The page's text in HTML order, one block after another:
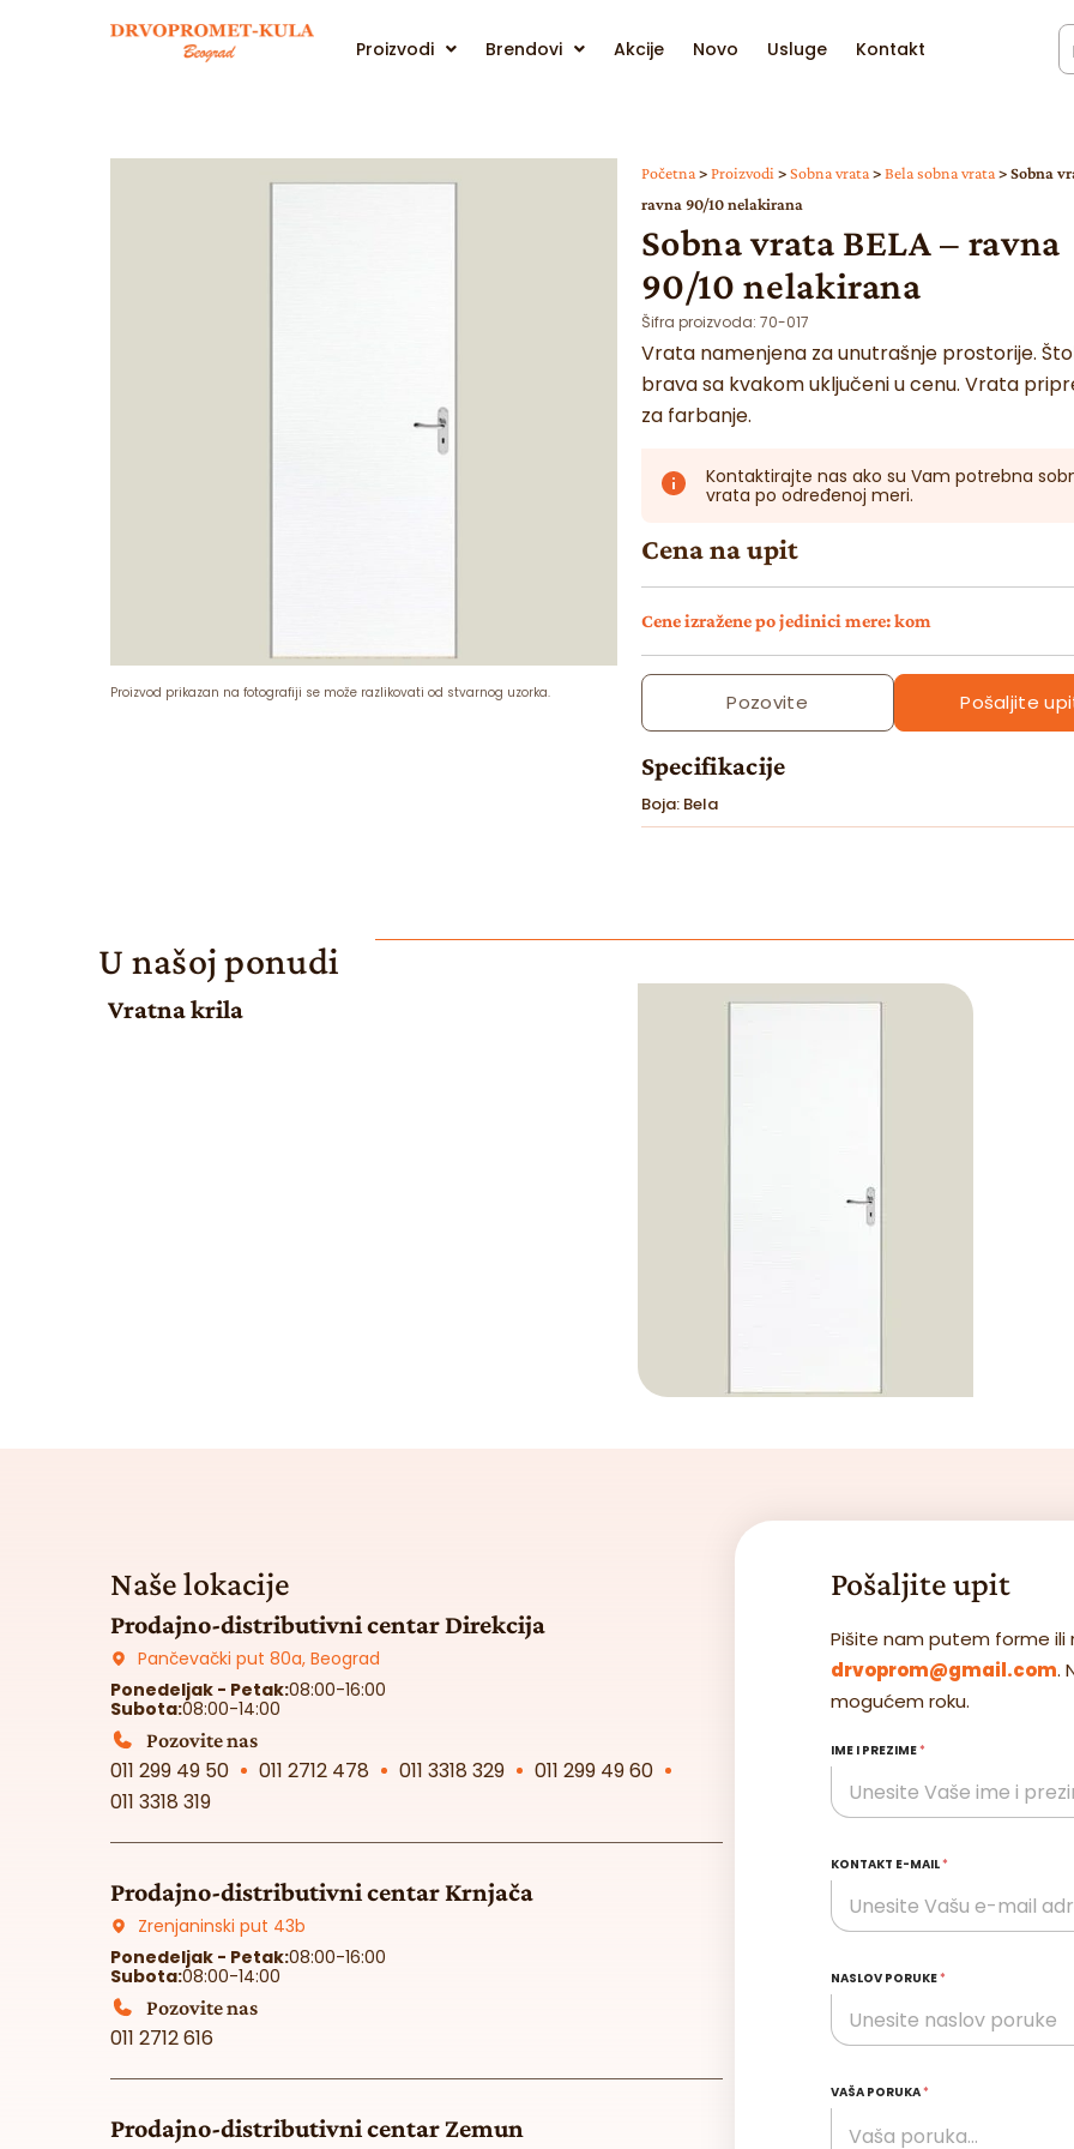
Proizvodi Brendovi Akcije Novo Usluge Kontakt
Proizvod prikazan na fotografiji se može razlikovati od stvarnog uzorka.
Početna> Proizvodi> Sobna vrata> Bela sobna vrata> Sobna
ravna 90/10 nelakirana
Sobna vrata BELA – ravna
90/10 nelakirana
Šifra proizvoda: 70-017
Vrata namenjena za unutrašnje prostorije.
brava sa kvakom uključeni u cenu. Vrata
za farbanje.
Kontaktirajte nas ako su Vam potrebna
vrata po određenoj meri.
Cena na upit
Cene izražene po jedinici mere: kom
Pozovite Pošaljite
Specifikacije
Boja: Bela
U našoj ponudi
Vratna krila
Naše lokacije
Prodajno-distributivni centar Direkcija
Pančevački put 80a, Beograd
Ponedeljak - Petak:08:00-16:00
Subota:08:00-14:00
Pozovite nas
011 299 49 50 011 2712 478 011 3318 329
011 299 49 60
011 3318 319
Prodajno-distributivni centar Krnjača
Zrenjaninski put 43b
Ponedeljak - Petak:08:00-16:00
Subota:08:00-14:00
Pozovite nas
011 2712 616
Prodajno-distributivni centar Zemun
Pošaljite upit
Pišite nam putem forme
drvoprom@gmail.com.
mogućem roku.
IME I PREZIME*
KONTAKT E-MAIL*
NASLOV PORUKE*
VAŠA PORUKA*